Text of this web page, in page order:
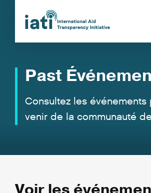
Past
Consultez les événements
venir de la communauté de